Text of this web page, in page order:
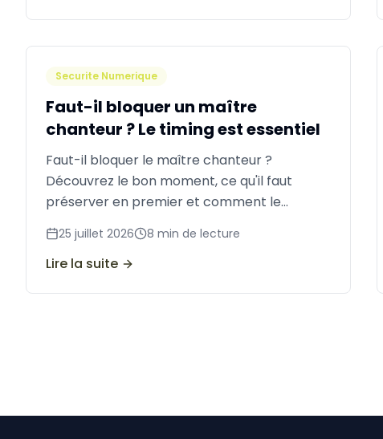
Securite Numerique
Faut-il bloquer un maître
chanteur ? Le timing est essentiel
Faut-il bloquer le maître chanteur ?
Découvrez le bon moment, ce qu'il faut
préserver en premier et comment le
blocage s'intègre dans la stratégie de
réponse globale.
25 juillet 2026 8 min de lecture
Lire la suite